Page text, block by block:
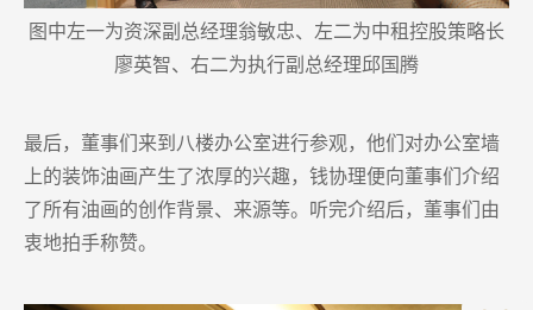
图中左一为资深副总经理翁敏忠、左二为中租控股策略长
廖英智、右二为执行副总经理邱国腾
最后，董事们来到八楼办公室进行参观，他们对办公室墙
上的装饰油画产生了浓厚的兴趣，钱协理便向董事们介绍
了所有油画的创作背景、来源等。听完介绍后，董事们由
衷地拍手称赞。